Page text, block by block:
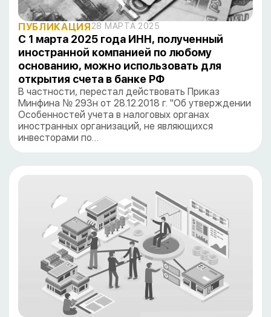
ПУБЛИКАЦИЯ28 МАРТА 2025
С 1 марта 2025 года ИНН, полученный
иностранной компанией по любому
основанию, можно использовать для
открытия счета в банке РФ
В частности, перестал действовать Приказ
Минфина № 293н от 28.12.2018 г. "Об утверждении
Особенностей учета в налоговых органах
иностранных организаций, не являющихся
инвесторами по…